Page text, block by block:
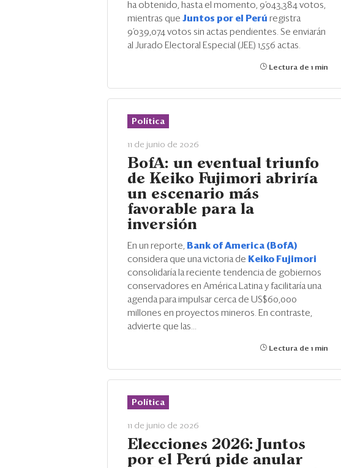
ha obtenido, hasta el momento, 9’043,384 votos,
mientras que Juntos por el Perú registra
9’039,074 votos sin actas pendientes. Se enviarán
al Jurado Electoral Especial (JEE) 1,556 actas.
Lectura de 1 min
Política
11 de junio de 2026
BofA: un eventual triunfo
de Keiko Fujimori abriría
un escenario más
favorable para la
inversión
En un reporte, Bank of America (BofA)
considera que una victoria de Keiko Fujimori
consolidaría la reciente tendencia de gobiernos
conservadores en América Latina y facilitaría una
agenda para impulsar cerca de US$60,000
millones en proyectos mineros. En contraste,
advierte que las...
Lectura de 1 min
Política
11 de junio de 2026
Elecciones 2026: Juntos
por el Perú pide anular